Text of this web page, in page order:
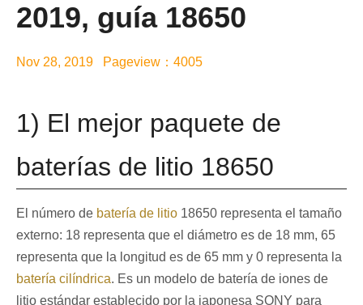
2019, guía 18650
Nov 28, 2019 Pageview：4005
1) El mejor paquete de
baterías de litio 18650
El número de batería de litio 18650 representa el tamaño
externo: 18 representa que el diámetro es de 18 mm, 65
representa que la longitud es de 65 mm y 0 representa la
batería cilíndrica. Es un modelo de batería de iones de
litio estándar establecido por la japonesa SONY para